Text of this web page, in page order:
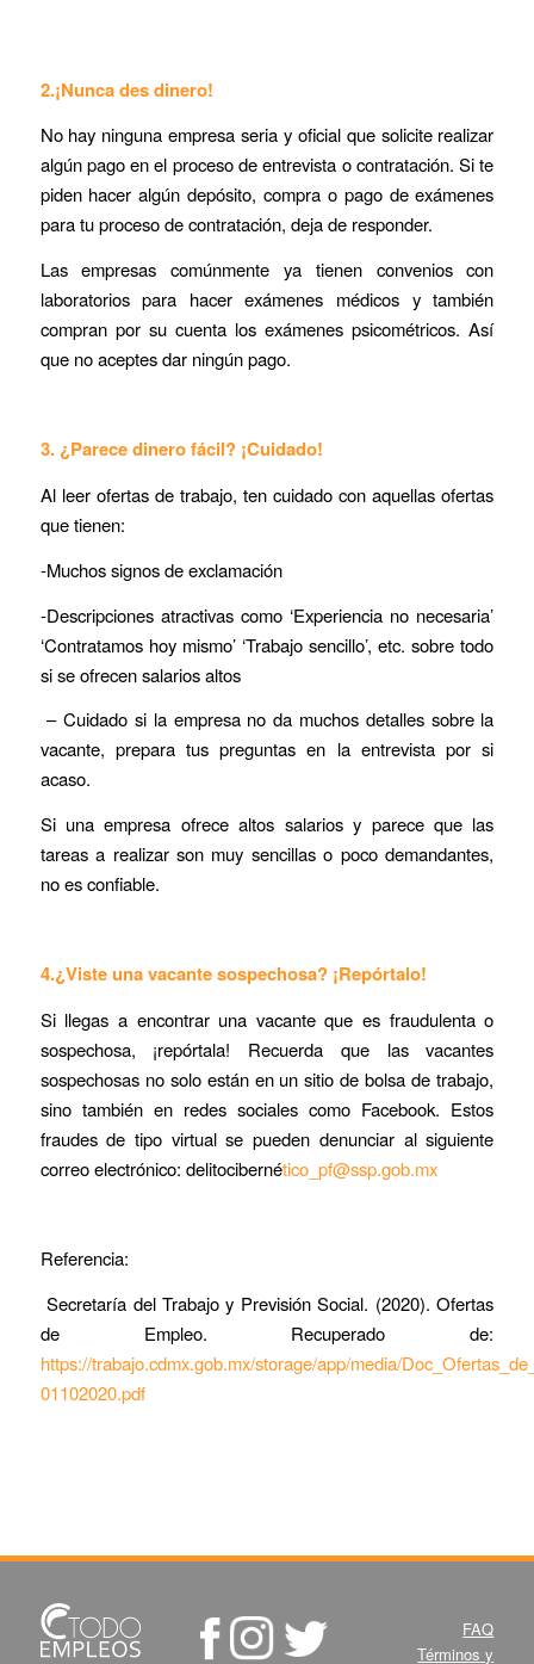
2.¡Nunca des dinero!
No hay ninguna empresa seria y oficial que solicite realizar
algún pago en el proceso de entrevista o contratación. Si te
piden hacer algún depósito, compra o pago de exámenes
para tu proceso de contratación, deja de responder.
Las empresas comúnmente ya tienen convenios con
laboratorios para hacer exámenes médicos y también
compran por su cuenta los exámenes psicométricos. Así
que no aceptes dar ningún pago.
3. ¿Parece dinero fácil? ¡Cuidado!
Al leer ofertas de trabajo, ten cuidado con aquellas ofertas
que tienen:
-Muchos signos de exclamación
-Descripciones atractivas como ‘Experiencia no necesaria’
‘Contratamos hoy mismo’ ‘Trabajo sencillo’, etc. sobre todo
si se ofrecen salarios altos
– Cuidado si la empresa no da muchos detalles sobre la
vacante, prepara tus preguntas en la entrevista por si
acaso.
Si una empresa ofrece altos salarios y parece que las
tareas a realizar son muy sencillas o poco demandantes,
no es confiable.
4.¿Viste una vacante sospechosa? ¡Repórtalo!
Si llegas a encontrar una vacante que es fraudulenta o
sospechosa, ¡repórtala! Recuerda que las vacantes
sospechosas no solo están en un sitio de bolsa de trabajo,
sino también en redes sociales como Facebook. Estos
fraudes de tipo virtual se pueden denunciar al siguiente
correo electrónico: delitocibernético_pf@ssp.gob.mx
Referencia:
Secretaría del Trabajo y Previsión Social. (2020).Ofertas
de Empleo. Recuperado de:
https://trabajo.cdmx.gob.mx/storage/app/media/
01102020.pdf
FAQ
Términos y